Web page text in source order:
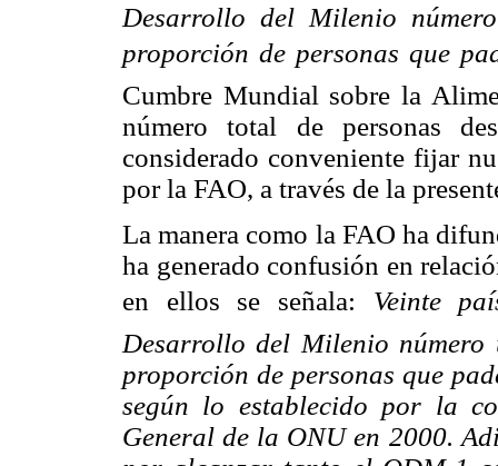
Desarrollo del Milenio
proporción de personas que
Cumbre Mundial sobre la
número total de personas
considerado conveniente fijar
por la FAO, a través de la
La manera como la FAO ha
ha generado confusión en
en ellos se señala: Veinte
Desarrollo del Milenio
proporción de personas que
según lo establecido por la
General de la ONU en 2000.